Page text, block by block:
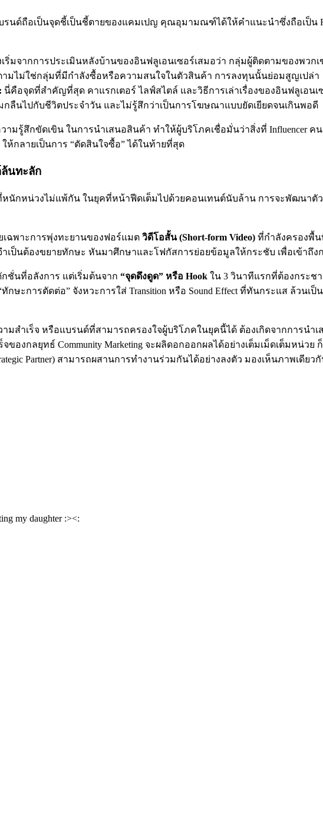
รนด์ถือเป็นจุดชี้เป็นชี้ตายของแคมเปญ คุณอุมามณฑ์ได้ให้คำแนะนำซึ่งถือเป็น
ริ่มจากการประเมินหลังบ้านของอินฟลูเอนเซอร์เสมอว่า กลุ่มผู้ติดตามของพว
มไม่ใช่กลุ่มที่มีกำลังซื้อหรือความสนใจในตัวสินค้า การลงทุนนั้นย่อมสูญเปล่า
นี่คือจุดที่สำคัญที่สุด คาแรกเตอร์ ไลฟ์สไตล์ และวิธีการเล่าเรื่องของอินฟลูเอ
ลืนไปกับชีวิตประจำวัน และไม่รู้สึกว่าเป็นการโฆษณาแบบยัดเยียดจนเกินพอดี
มรู้สึกขัดเขิน ในการนำเสนอสินค้า ทำให้ผู้บริโภคเชื่อมั่นว่าสิ่งที่ Influencer
ห้กลายเป็นการ “ตัดสินใจซื้อ” ได้ในท้ายที่สุด
นทะลัก
หนักหน่วงไม่แพ้กัน ในยุคที่หน้าฟีดเต็มไปด้วยคอนเทนต์นับล้าน การจะพัฒนา
เฉพาะการพุ่งทะยานของฟอร์แมต วิดีโอสั้น (Short-form Video) ที่กำลังครองพื้น
ำเป็นต้องขยายทักษะ หันมาศึกษาและโฟกัสการย่อยข้อมูลให้กระชับ เพื่อเข้าถึ
ชั่นที่อลังการ แต่เริ่มต้นจาก “จุดดึงดูด” หรือ Hook ใน 3 วินาทีแรกที่ต้องกระช
กษะการตัดต่อ” จังหวะการใส่ Transition หรือ Sound Effect ที่ทันกระแส ล้ว
มสำเร็จ หรือแบรนด์ที่สามารถครองใจผู้บริโภคในยุคนี้ได้ ต้องเกิดจากการน
องกลยุทธ์ Community Marketing จะผลิดอกออกผลได้อย่างเต็มเม็ดเต็มหน่ว
Partner) สามารถผสานการทำงานร่วมกันได้อย่างลงตัว มองเห็นภาพเดี
my daughter :><: